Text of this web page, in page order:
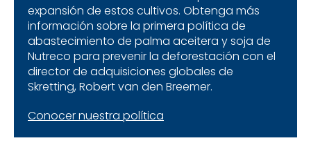
expansión de estos cultivos. Obtenga más
información sobre la primera política de
abastecimiento de palma aceitera y soja de
Nutreco para prevenir la deforestación con el
director de adquisiciones globales de
Skretting, Robert van den Breemer.
Conocer nuestra política